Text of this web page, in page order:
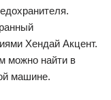
Хендай Акцент.
можно найти в
машине.